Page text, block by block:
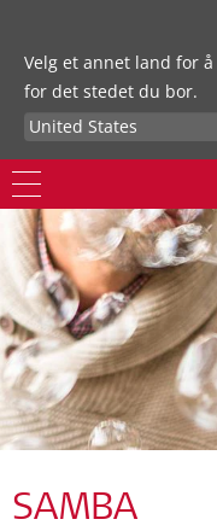
Velg et annet land for
for det stedet du bor.
SAMBA